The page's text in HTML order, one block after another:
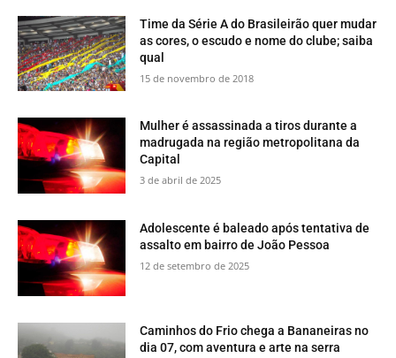
Time da Série A do Brasileirão quer mudar
as cores, o escudo e nome do clube; saiba
qual
15 de novembro de 2018
Mulher é assassinada a tiros durante a
madrugada na região metropolitana da
Capital
3 de abril de 2025
Adolescente é baleado após tentativa de
assalto em bairro de João Pessoa
12 de setembro de 2025
​Caminhos do Frio chega a Bananeiras no
dia 07, com aventura e arte na serra